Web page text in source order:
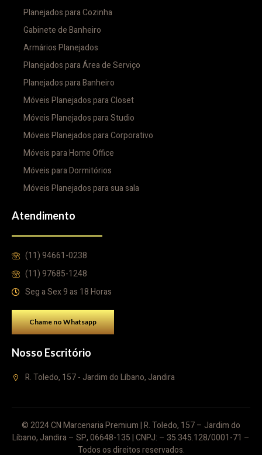
Planejados para Cozinha
Gabinete de Banheiro
Armários Planejados
Planejados para Área de Serviço
Planejados para Banheiro
Móveis Planejados para Closet
Móveis Planejados para Studio
Móveis Planejados para Corporativo
Móveis para Home Office
Móveis para Dormitórios
Móveis Planejados para sua sala
Atendimento
(11) 94661-0238
(11) 97685-1248
Seg a Sex 9 as 18 Horas
Chame no Whatsapp
Nosso Escritório
R. Toledo, 157 - Jardim do Líbano, Jandira
© 2024 CN Marcenaria Premium | R. Toledo, 157 – Jardim do
Líbano, Jandira – SP, 06648-135 | CNPJ: – 35.345.128/0001-71 –
Todos os direitos reservados.